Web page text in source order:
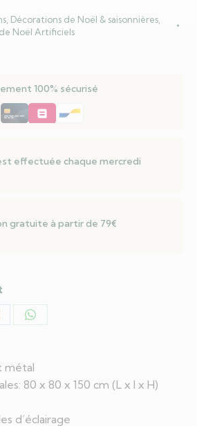
métal
80 x 80 x 150 cm (L x l x H)
d’éclairage
Décorations de Noël & saisonnières
Noël Artificiels
100% sécurisé
effectuée chaque mercredi
gratuite à partir de 79€
Partager
WhatsApp